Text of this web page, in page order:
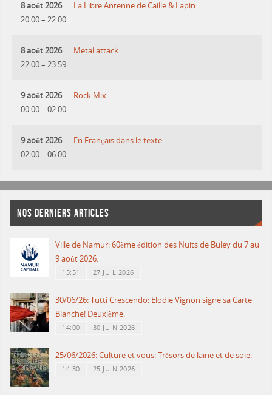
8 août 2026
20:00– 22:00
La Libre Antenne de Caille & Lapin
8 août 2026
22:00– 23:59
Metal attack
9 août 2026
00:00– 02:00
Rock Mix
9 août 2026
02:00– 06:00
En Français dans le texte
NOS DERNIERS ARTICLES
Ville de Namur: 60ème édition des Nuits de Buley du 7 au
9 août 2026.
15:51 27 JUIL 2026
30/06/26: Tutti Crescendo: Elodie Vignon signe sa Carte
Blanche! Deuxième.
14:00 30 JUIN 2026
25/06/2026: Culture et vous: Trésors de laine et de soie.
14:30 25 JUIN 2026